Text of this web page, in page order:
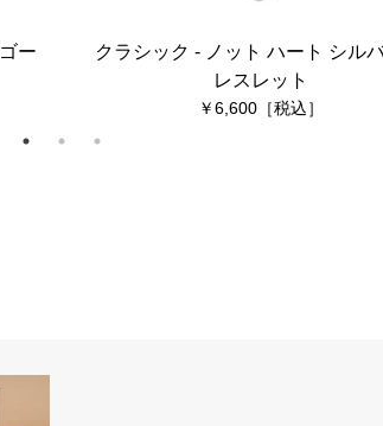
ー
クラシック - ノット ハート シル
レスレット
6,600